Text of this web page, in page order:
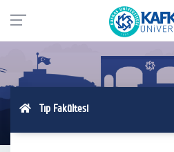
Tıp Fakültesi